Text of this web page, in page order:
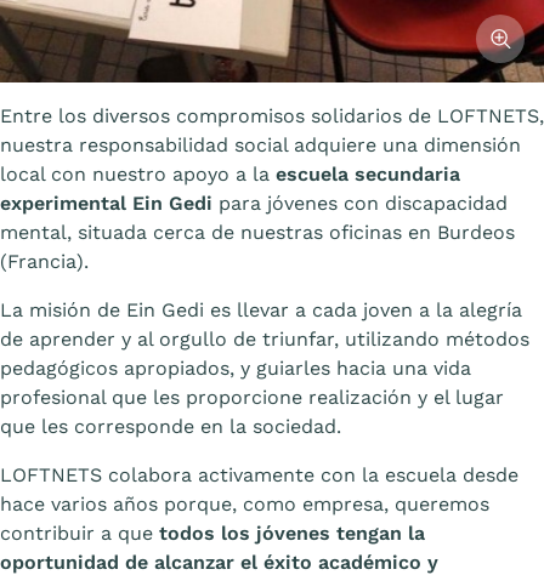
Entre los diversos compromisos solidarios de LOFTNETS,
nuestra responsabilidad social adquiere una dimensión
local con nuestro apoyo a la escuela secundaria
experimental Ein Gedi para jóvenes con discapacidad
mental, situada cerca de nuestras oficinas en Burdeos
(Francia).
La misión de Ein Gedi es llevar a cada joven a la alegría
de aprender y al orgullo de triunfar, utilizando métodos
pedagógicos apropiados, y guiarles hacia una vida
profesional que les proporcione realización y el lugar
que les corresponde en la sociedad.
LOFTNETS colabora activamente con la escuela desde
hace varios años porque, como empresa, queremos
contribuir a que todos los jóvenes tengan la
oportunidad de alcanzar el éxito académico y